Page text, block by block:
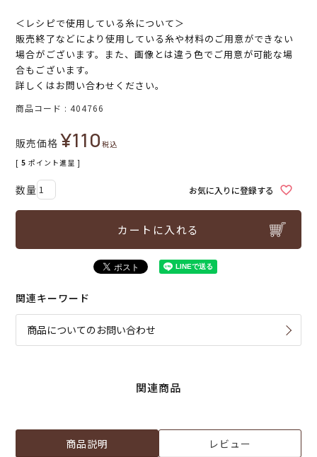
＜レシピで使用している糸について＞
販売終了などにより使用している糸や材料のご用意ができない
場合がございます。また、画像とは違う色でご用意が可能な場
合もございます。
詳しくはお問い合わせください。
商品コード 404766
販売価格 ¥110税込
[ 5 ポイント進呈 ]
お気に入りに登録する
カートに入れる
関連キーワード
商品についてのお問い合わせ
関連商品
商品説明 レビュー